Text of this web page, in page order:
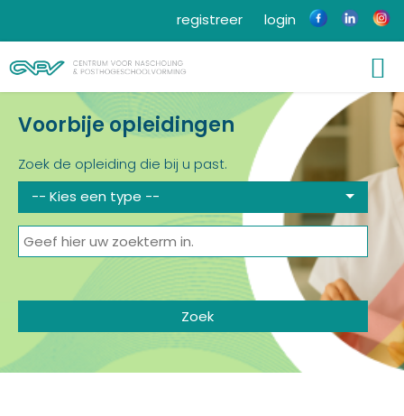
login
registreer
Voorbije opleidingen
Zoek de opleiding die bij u past.
-- Kies een type --